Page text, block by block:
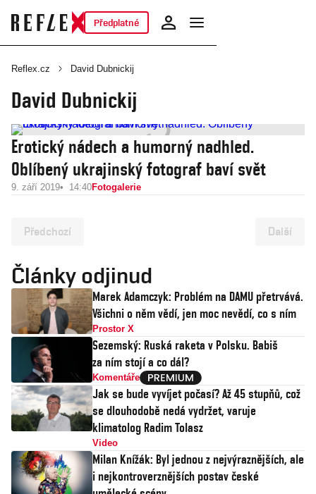
Předplatné
Reflex.cz David Dubnickij
David Dubnickij
Erotický nádech a humorný nadhled.
Oblíbený ukrajinský fotograf baví svět
9. září 2019 14:40Fotogalerie
Předchozí Další
Články odjinud
Marek Adamczyk: Problém na DAMU přetrvává.
Všichni o něm vědí, jen moc nevědí, co s ním
Prostor X
Sezemský: Ruská raketa v Polsku. Babiš
za ním stojí a co dál?
Komentáře
Jak se bude vyvíjet počasí? Až 45 stupňů, což
se dlouhodobě nedá vydržet, varuje
klimatolog Radim Tolasz
Video
Milan Knížák: Byl jednou z nejvýraznějších, ale
i nejkontroverznějších postav české